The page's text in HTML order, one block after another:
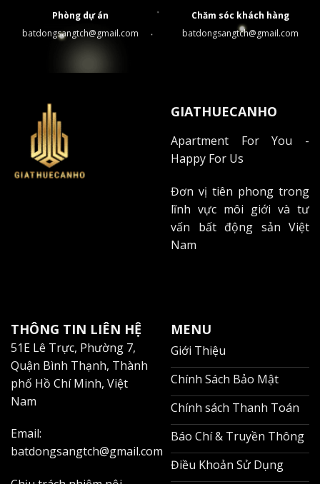
Phòng dự án
batdongsangtch@gmail.com
Chăm sóc khách hàng
batdongsangtch@gmail.com
GIATHUECANHO
Apartment For You -
Happy For Us
Đơn vị tiên phong trong
lĩnh vực môi giới và tư
vấn bất động sản Việt
Nam
THÔNG TIN LIÊN HỆ
51E Lê Trực, Phường 7,
Quận Bình Thạnh, Thành
phố Hồ Chí Minh, Việt
Nam
Email:
batdongsangtch@gmail.com
MENU
Giới Thiệu
Chính Sách Bảo Mật
Chính sách Thanh Toán
Báo Chí & Truyền Thông
Điều Khoản Sử Dụng